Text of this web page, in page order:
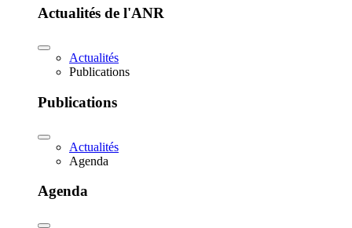
Actualités de l'ANR
Actualités
Publications
Publications
Actualités
Agenda
Agenda